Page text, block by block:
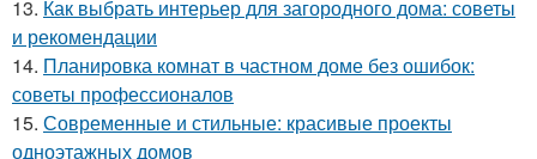
13. Как выбрать интерьер для загородного дома: советы
и рекомендации
14. Планировка комнат в частном доме без ошибок:
советы профессионалов
15. Современные и стильные: красивые проекты
одноэтажных домов